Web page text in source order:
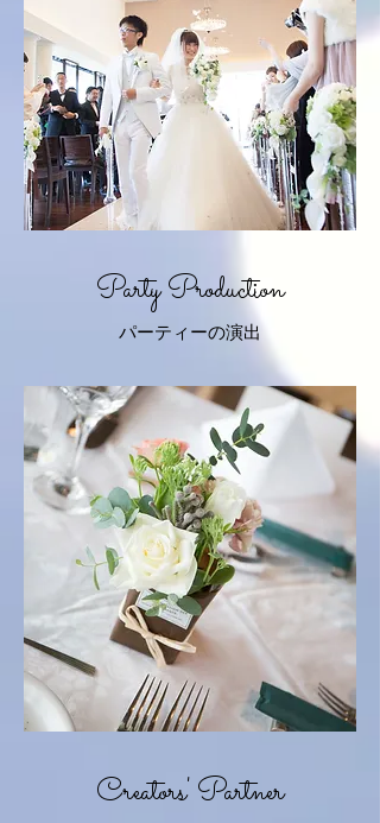
PartyProduction
パーティーの演出
Creators'​ Partner